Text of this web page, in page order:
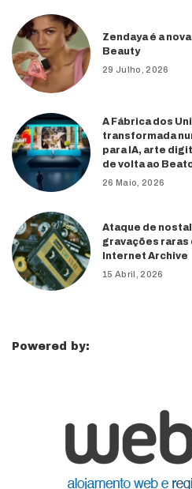
Zendaya é a
Beauty
29 Julho, 2026
A Fábrica dos
transformada
para IA, arte
de volta ao
26 Maio, 2026
Ataque de
gravações raras
Internet Archive
15 Abril, 2026
Powered by: